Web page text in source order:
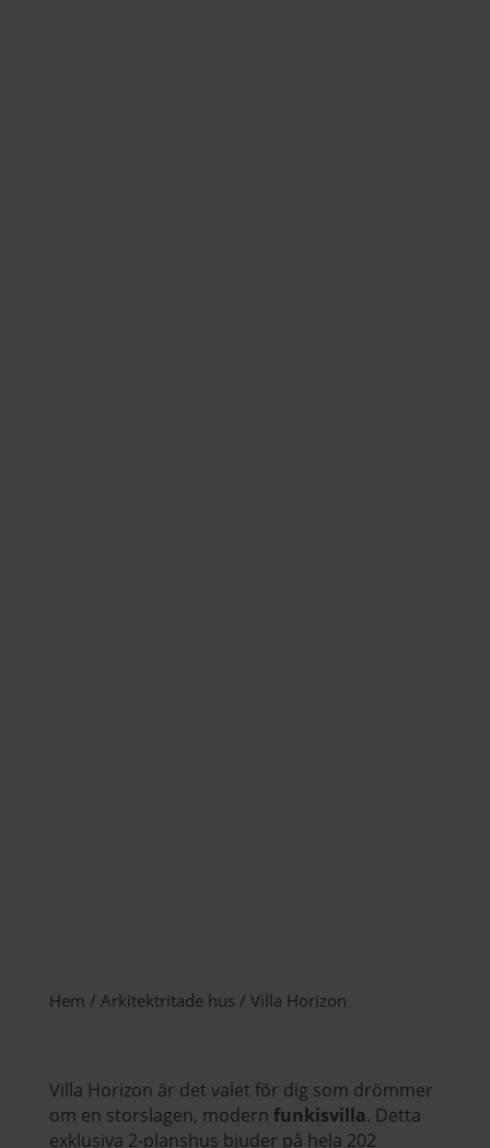
Hem / Arkitektritade hus / Villa Horizon
Villa Horizon är det valet för dig som drömmer
om en storslagen, modern funkisvilla. Detta
exklusiva 2-planshus bjuder på hela 202